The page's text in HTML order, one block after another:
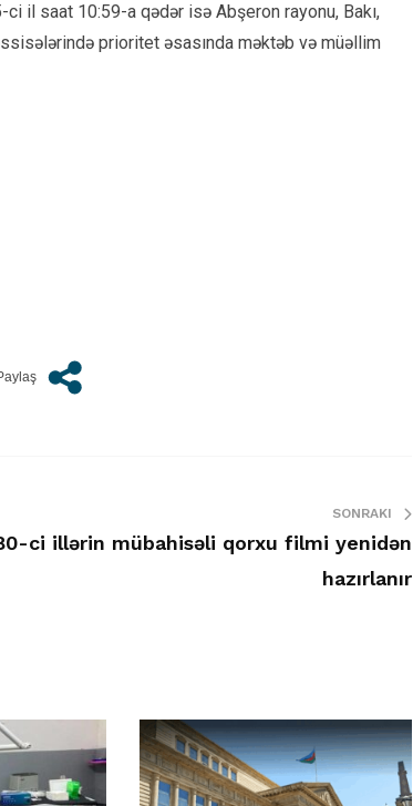
il saat 10:59-a qədər isə Abşeron rayonu, Bakı,
prioritet əsasında məktəb və müəllim
SONRAKI
ci illərin mübahisəli qorxu filmi yenidən
hazırlanır